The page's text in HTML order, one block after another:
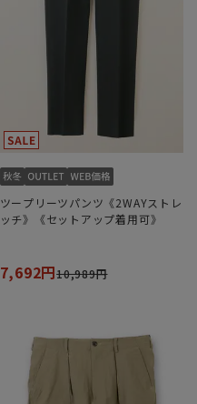
ツープリーツパンツ《2WAYストレ
ッチ》《セットアップ着用可》
7,692円10,989円